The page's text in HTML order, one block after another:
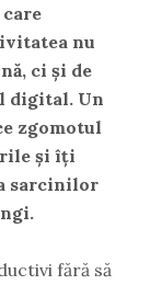
nu
ci și de
digital. Un
zgomotul
și îți
sarcinilor
fără să